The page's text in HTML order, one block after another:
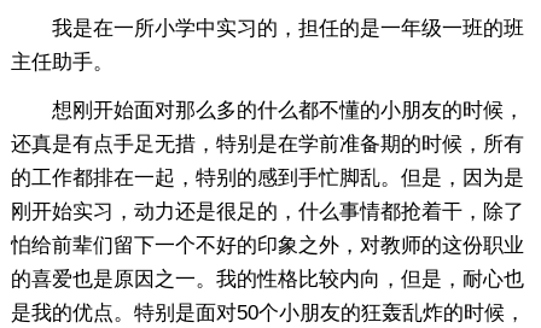
我是在一所小学中实习的，担任的是一年级一班的班
主任助手。
想刚开始面对那么多的什么都不懂的小朋友的时候，
还真是有点手足无措，特别是在学前准备期的时候，所有
的工作都排在一起，特别的感到手忙脚乱。但是，因为是
刚开始实习，动力还是很足的，什么事情都抢着干，除了
怕给前辈们留下一个不好的印象之外，对教师的这份职业
的喜爱也是原因之一。我的性格比较内向，但是，耐心也
是我的优点。特别是面对50个小朋友的狂轰乱炸的时候，